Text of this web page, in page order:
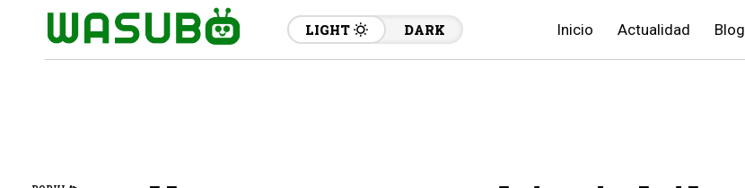
LIGHT DARK Inicio Actualidad Blog